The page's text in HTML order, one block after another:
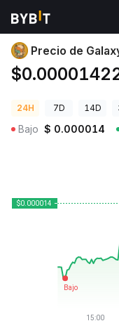
Precios de Criptomonedas
Precio de
24H 7D 14D
Bajo $ 0.000014